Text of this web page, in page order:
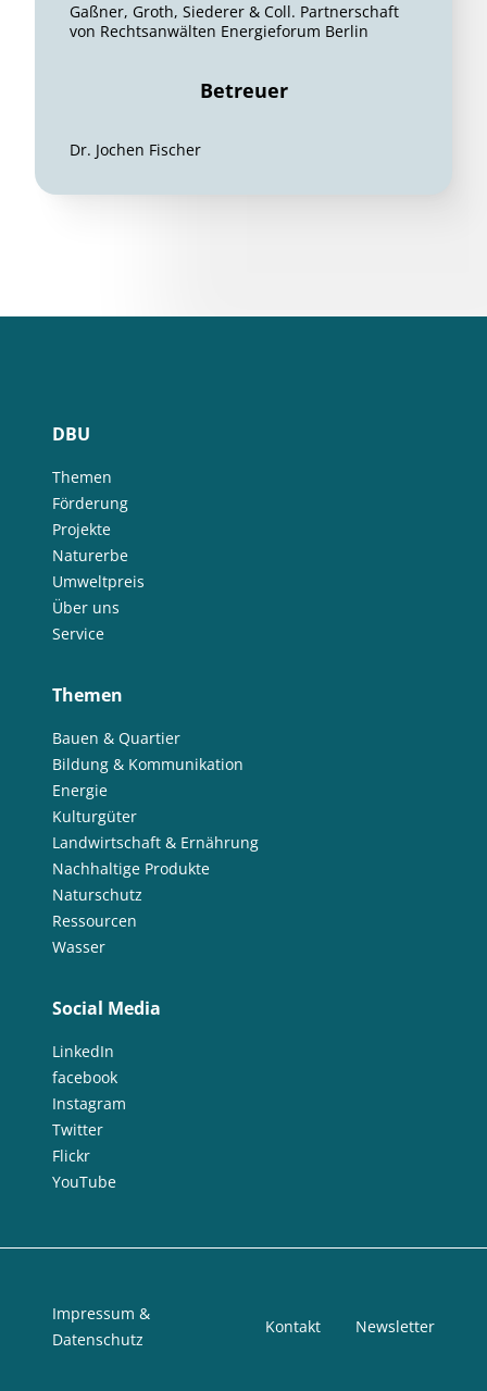
Gaßner, Groth, Siederer & Coll. Partnerschaft
von Rechtsanwälten Energieforum Berlin
Betreuer
Dr. Jochen Fischer
DBU
Themen
Förderung
Projekte
Naturerbe
Umweltpreis
Über uns
Service
Themen
Bauen & Quartier
Bildung & Kommunikation
Energie
Kulturgüter
Landwirtschaft & Ernährung
Nachhaltige Produkte
Naturschutz
Ressourcen
Wasser
Social Media
LinkedIn
facebook
Instagram
Twitter
Flickr
YouTube
Impressum &
Datenschutz
Kontakt Newsletter